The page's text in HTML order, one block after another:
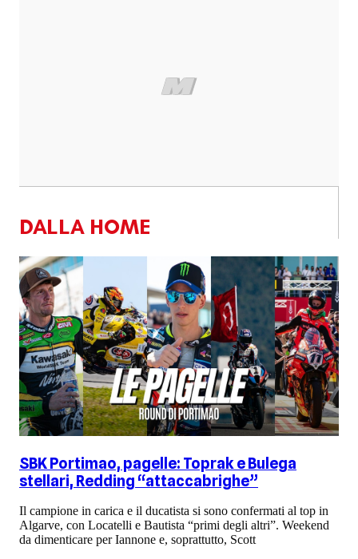
DALLA HOME
SBK Portimao, pagelle: Toprak e Bulega
stellari, Redding “attaccabrighe”
Il campione in carica e il ducatista si sono confermati al top in
Algarve, con Locatelli e Bautista “primi degli altri”. Weekend
da dimenticare per Iannone e, soprattutto, Scott